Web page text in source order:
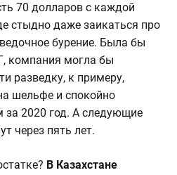
70 долларов с каждой
стыдно даже заикаться про
бурение. Была бы
компания могла бы
разведку, к примеру,
шельфе и спокойно
за 2020 год. А следующие
через пять лет.
В Казахстане